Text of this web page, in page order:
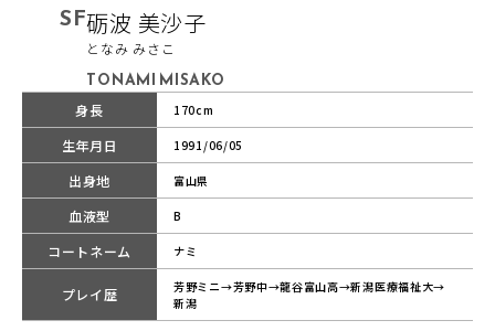
SF砺波 美沙子
となみ みさこ
TONAMI MISAKO
身長 170cm
生年月日 1991/06/05
出身地 富山県
血液型 B
コートネーム ナミ
プレイ歴
芳野ミニ→芳野中→龍谷富山高→新潟医療福祉大→
新潟